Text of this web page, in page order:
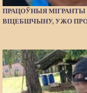
ПРАЦОЎНЫЯ МІГРАНТЫ
ВІЦЕБШЧЫНУ, УЖО